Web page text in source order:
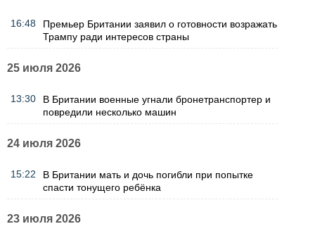
16:48
Премьер Британии заявил о готовности возражать
Трампу ради интересов страны
25 июля 2026
13:30
В Британии военные угнали бронетранспортер и
повредили несколько машин
24 июля 2026
15:22
В Британии мать и дочь погибли при попытке
спасти тонущего ребёнка
23 июля 2026